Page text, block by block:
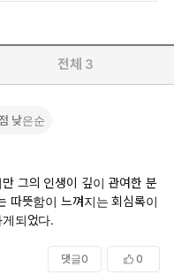
전체 3
낮은순
그의 인생이 깊이 관여한 분
되었다.
댓글0 0